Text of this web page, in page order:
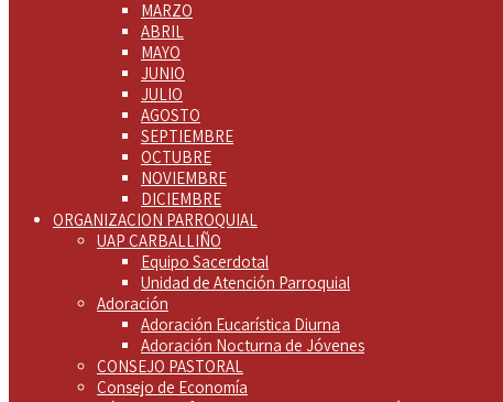
MARZO
ABRIL
MAYO
JUNIO
JULIO
AGOSTO
SEPTIEMBRE
OCTUBRE
NOVIEMBRE
DICIEMBRE
ORGANIZACION PARROQUIAL
UAP CARBALLIÑO
Equipo Sacerdotal
Unidad de Atención Parroquial
Adoración
Adoración Eucarística Diurna
Adoración Nocturna de Jóvenes
CONSEJO PASTORAL
Consejo de Economía